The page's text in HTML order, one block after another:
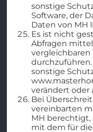
sonstige
Software, der
Daten von MH
Es ist nicht
Abfragen
vergleichbaren
sonstige
verändert oder
Bei
vereinbarten
MH berechtigt,
mit dem für